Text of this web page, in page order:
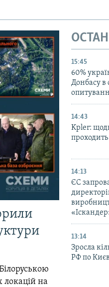
локацій на
15:45
60%
Донбасу в
14:43
Kpler:
14:13
ЄС
13:14
Зросла
РФ по